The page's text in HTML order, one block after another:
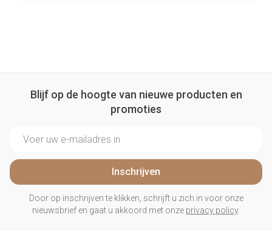
Blijf op de hoogte van nieuwe producten en
promoties
Inschrijven
Door op inschrijven te klikken, schrijft u zich in voor onze
nieuwsbrief en gaat u akkoord met onze privacy policy.